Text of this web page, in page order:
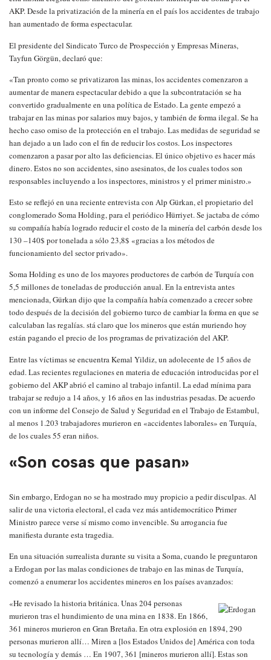
AKP. Desde la privatización de la minería en el país los accidentes de trabajo
han aumentado de forma espectacular.
El presidente del Sindicato Turco de Prospección y Empresas Mineras,
Tayfun Görgün, declaró que:
«Tan pronto como se privatizaron las minas, los accidentes comenzaron a
aumentar de manera espectacular debido a que la subcontratación se ha
convertido gradualmente en una política de Estado. La gente empezó a
trabajar en las minas por salarios muy bajos, y también de forma ilegal. Se ha
hecho caso omiso de la protección en el trabajo. Las medidas de seguridad se
han dejado a un lado con el fin de reducir los costos. Los inspectores
comenzaron a pasar por alto las deficiencias. El único objetivo es hacer más
dinero. Estos no son accidentes, sino asesinatos, de los cuales todos son
responsables incluyendo a los inspectores, ministros y el primer ministro.»
Esto se reflejó en una reciente entrevista con Alp Gürkan, el propietario del
conglomerado Soma Holding, para el periódico Hürriyet. Se jactaba de cómo
su compañía había logrado reducir el costo de la minería del carbón desde los
130 –140$ por tonelada a sólo 23,8$ «gracias a los métodos de
funcionamiento del sector privado».
Soma Holding es uno de los mayores productores de carbón de Turquía con
5,5 millones de toneladas de producción anual. En la entrevista antes
mencionada, Gürkan dijo que la compañía había comenzado a crecer sobre
todo después de la decisión del gobierno turco de cambiar la forma en que se
calculaban las regalías. stá claro que los mineros que están muriendo hoy
están pagando el precio de los programas de privatización del AKP.
Entre las víctimas se encuentra Kemal Yildiz, un adolecente de 15 años de
edad. Las recientes regulaciones en materia de educación introducidas por el
gobierno del AKP abrió el camino al trabajo infantil. La edad mínima para
trabajar se redujo a 14 años, y 16 años en las industrias pesadas. De acuerdo
con un informe del Consejo de Salud y Seguridad en el Trabajo de Estambul,
al menos 1.203 trabajadores murieron en «accidentes laborales» en Turquía,
de los cuales 55 eran niños.
«Son cosas que pasan»
Sin embargo, Erdogan no se ha mostrado muy propicio a pedir disculpas. Al
salir de una victoria electoral, el cada vez más antidemocrático Primer
Ministro parece verse sí mismo como invencible. Su arrogancia fue
manifiesta durante esta tragedia.
En una situación surrealista durante su visita a Soma, cuando le preguntaron
a Erdogan por las malas condiciones de trabajo en las minas de Turquía,
comenzó a enumerar los accidentes mineros en los países avanzados:
«He revisado la historia británica. Unas 204 personas
murieron tras el hundimiento de una mina en 1838. En 1866,
361 mineros murieron en Gran Bretaña. En otra explosión en 1894, 290
personas murieron allí… Miren a [los Estados Unidos de] América con toda
su tecnología y demás … En 1907, 361 [mineros murieron allí]. Estas son